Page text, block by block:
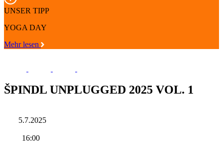
UNSER TIPP
YOGA DAY
Mehr lesen
ŠPINDL UNPLUGGED 2025 VOL. 1
5.7.2025
16:00